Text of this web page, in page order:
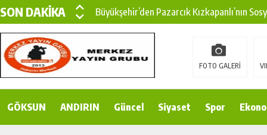
SON DAKİKA
Büyükşehir’den Pazarcık Kızkapanlı’nın
Büyükşehir’den Pazarcık Kırsalına Modern
Çin’den KSÜ’ye Uluslararası Başarı:
Gençler Pusula Maraş Kampında Yeni
FOTO GALERİ
GÖKSUN ANDIRIN Güncel Siyaset Spor